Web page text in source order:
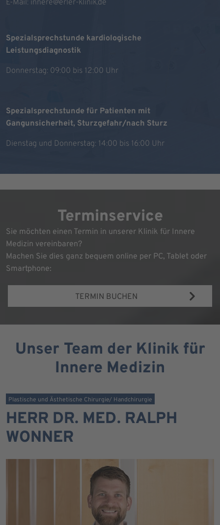
E-Mail: innere@erler-klinik.de
Spezialsprechstunde kardiologische
Leistungsdiagnostik
Donnerstag: 09:00 bis 12:00 Uhr
Spezialsprechstunde für Patienten mit
Gangunsicherheit, Sturzgefahr/nach Sturz
Dienstag und Donnerstag: 14:00 bis 16:00 Uhr
Terminservice
Sie möchten einen Termin in unserer Klinik für Innere
Medizin vereinbaren?
Machen Sie dies ganz bequem online per PC, Tablet oder
Smartphone:
TERMIN BUCHEN
Unser Team der Klinik für
Innere Medizin
Plastische und Ästhetische Chirurgie/ Handchirurgie
HERR DR. MED. RALPH
WONNER